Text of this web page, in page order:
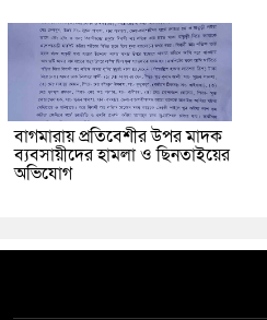
বাগমারায় প্রতিবেশীর উপর মাদক
ব্যবসায়ীদের হামলা ও ছিনতাইয়ের
অভিযোগ